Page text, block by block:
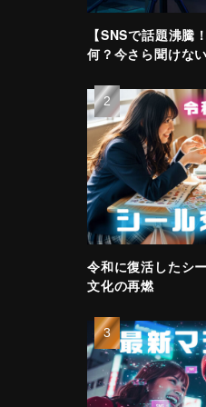
【SNSで話題沸騰
何？今さら聞けな
令和に復活したシ
文化の再燃